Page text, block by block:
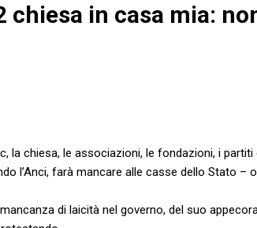
chiesa in casa mia:
la chiesa, le associazioni, le fondazioni, i
l’Anci, farà mancare alle casse dello Stato –
di laicità nel governo, del suo